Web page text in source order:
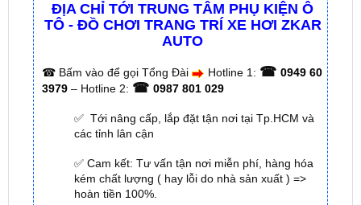
☎Bấm vào để gọi Tổng Đài Hotline 1:☎ 0949 60
0987 801 029
✅ Tới nâng cấp, lắp đặt tận nơi tại Tp.HCM và
các tỉnh lân cận
✅ Cam kết: Tư vấn tận nơi miễn phí, hàng hóa
kém chất lượng ( hay lỗi do nhà sản xuất ) =>
✅ Thời gian làm việc kỹ thuật gắn tại nhà từ:8h
– 18h (Cả T7 Và Chủ Nhật)